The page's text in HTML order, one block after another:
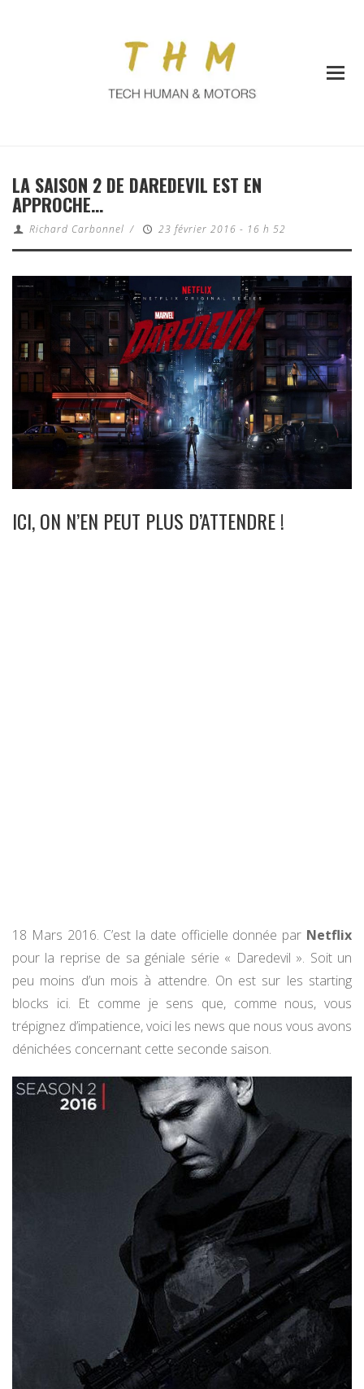
LA SAISON 2 DE DAREDEVIL EST EN
APPROCHE…
Richard Carbonnel / 23 février 2016 - 16 h 52
ICI, ON N’EN PEUT PLUS D’ATTENDRE !
18 Mars 2016. C’est la date officielle donnée par Netflix
pour la reprise de sa géniale série « Daredevil ». Soit un
peu moins d’un mois à attendre. On est sur les starting
blocks ici. Et comme je sens que, comme nous, vous
trépignez d’impatience, voici les news que nous vous avons
dénichées concernant cette seconde saison.